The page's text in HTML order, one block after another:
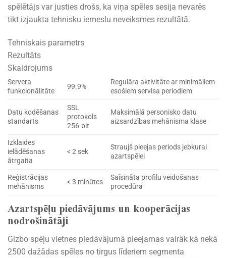
spēlētājs var justies drošs, ka viņa spēles sesija nevarēs
tikt izjaukta tehnisku iemeslu neveiksmes rezultātā.
Tehniskais parametrs
Rezultāts
Skaidrojums
Servera
funkcionālitāte
99.9%
Regulāra aktivitāte ar minimāliem
esošiem servisa periodiem
Datu kodēšanas
standarts
SSL
protokols
256-bit
Maksimālā personisko datu
aizsardzības mehānisma klase
Izklaides
ielādēšanas
ātrgaita
< 2 sek
Straujš pieejas periods jebkurai
azartspēlei
Reģistrācijas
mehānisms
< 3 minūtes
Saīsināta profilu veidošanas
procedūra
Azartspēļu piedāvājums un kooperācijas
nodrošinātāji
Gizbo spēļu vietnes piedāvājumā pieejamas vairāk kā nekā
2500 dažādas spēles no tirgus līderiem segmenta